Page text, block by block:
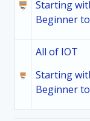
Starting
Beginner
All of IOT
Starting
Beginner